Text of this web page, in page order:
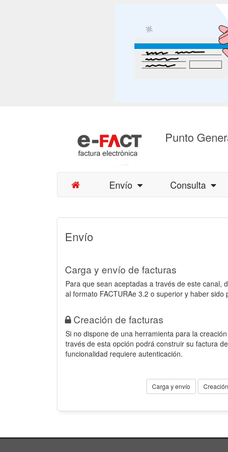
Punto
Envío Consulta
Envío
Carga y envío de facturas
Para que sean aceptadas a través de este canal,
al formato FACTURAe 3.2 o superior y haber sido
Creación de facturas
Si no dispone de una herramienta para la
través de esta opción podrá construir su factura
funcionalidad requiere autenticación.
Carga y envío Creación